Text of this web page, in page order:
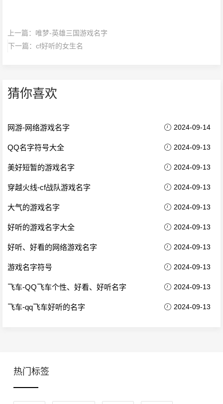
上一篇： 唯梦-英雄三国游戏名字
下一篇： cf好听的女生名
猜你喜欢
网游-网络游戏名字 2024-09-14
QQ名字符号大全 2024-09-13
美好短暂的游戏名字 2024-09-13
穿越火线-cf战队游戏名字 2024-09-13
大气的游戏名字 2024-09-13
好听的游戏名字大全 2024-09-13
好听、好看的网络游戏名字 2024-09-13
游戏名字符号 2024-09-13
飞车-QQ飞车个性、好看、好听名字 2024-09-13
飞车-qq飞车好听的名字 2024-09-13
热门标签